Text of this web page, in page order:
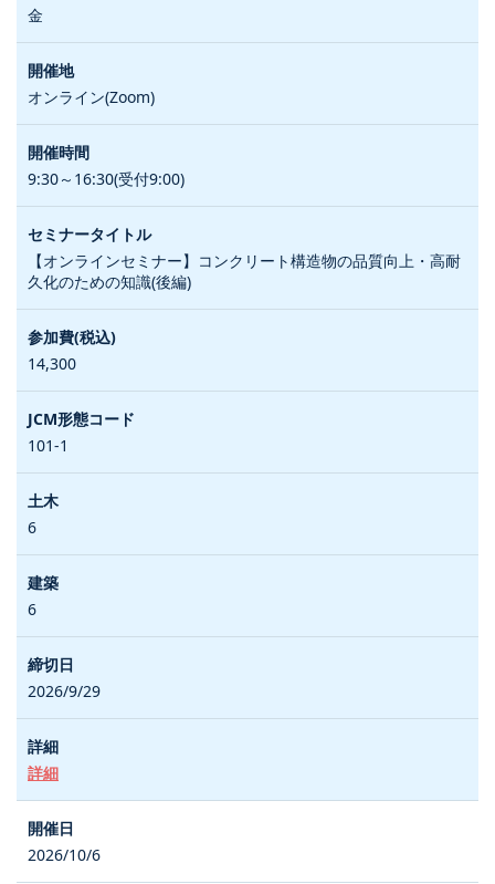
金
オンライン(Zoom)
9:30～16:30(受付9:00)
【オンラインセミナー】コンクリート構造物の品質向上・高耐
久化のための知識(後編)
14,300
101-1
6
6
2026/9/29
詳細
2026/10/6